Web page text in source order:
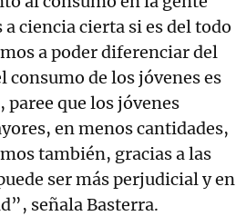
ciencia cierta si es del todo
a poder diferenciar del
consumo de los jóvenes es
que los jóvenes
en menos cantidades,
también, gracias a las
ser más perjudicial y en
señala Basterra.